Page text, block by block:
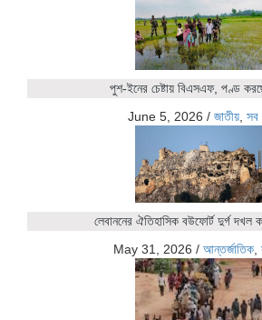
পুশ-ইনের চেষ্টায় বিএসএফ, পণ্ড
June 5, 2026 / জাতীয়, সব
লেবাননের ঐতিহাসিক বউফোর্ট দুর্গ দখল
May 31, 2026 / আন্তর্জাতিক,